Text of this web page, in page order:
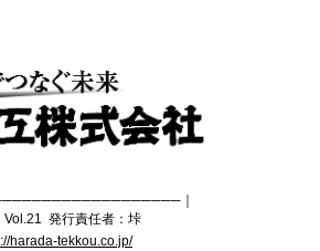
｜
Vol.21 発行責任者：垰
harada-tekkou.co.jp/